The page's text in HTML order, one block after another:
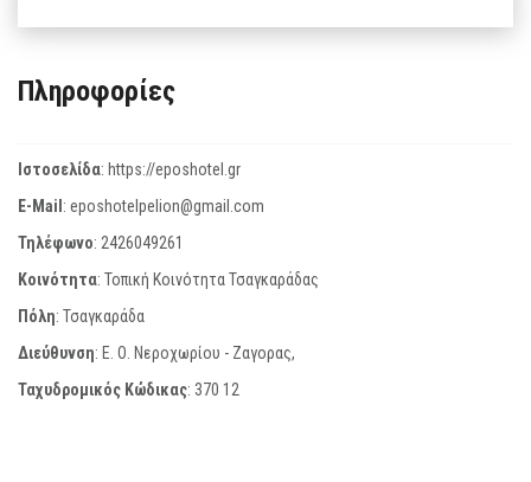
Πληροφορίες
Ιστοσελίδα: https://eposhotel.gr
E-Mail: eposhotelpelion@gmail.com
Τηλέφωνο: 2426049261
Κοινότητα: Τοπική Κοινότητα Τσαγκαράδας
Πόλη: Τσαγκαράδα
Διεύθυνση: Ε. Ο. Νεροχωρίου - Ζαγορας,
Ταχυδρομικός Κώδικας: 370 12